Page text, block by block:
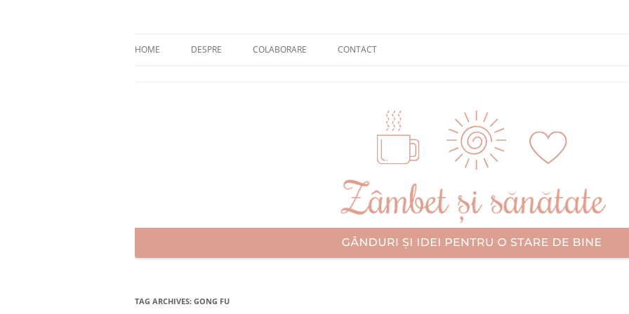
HOME DESPRE COLABORARE CONTACT
TAG ARCHIVES: GONG FU